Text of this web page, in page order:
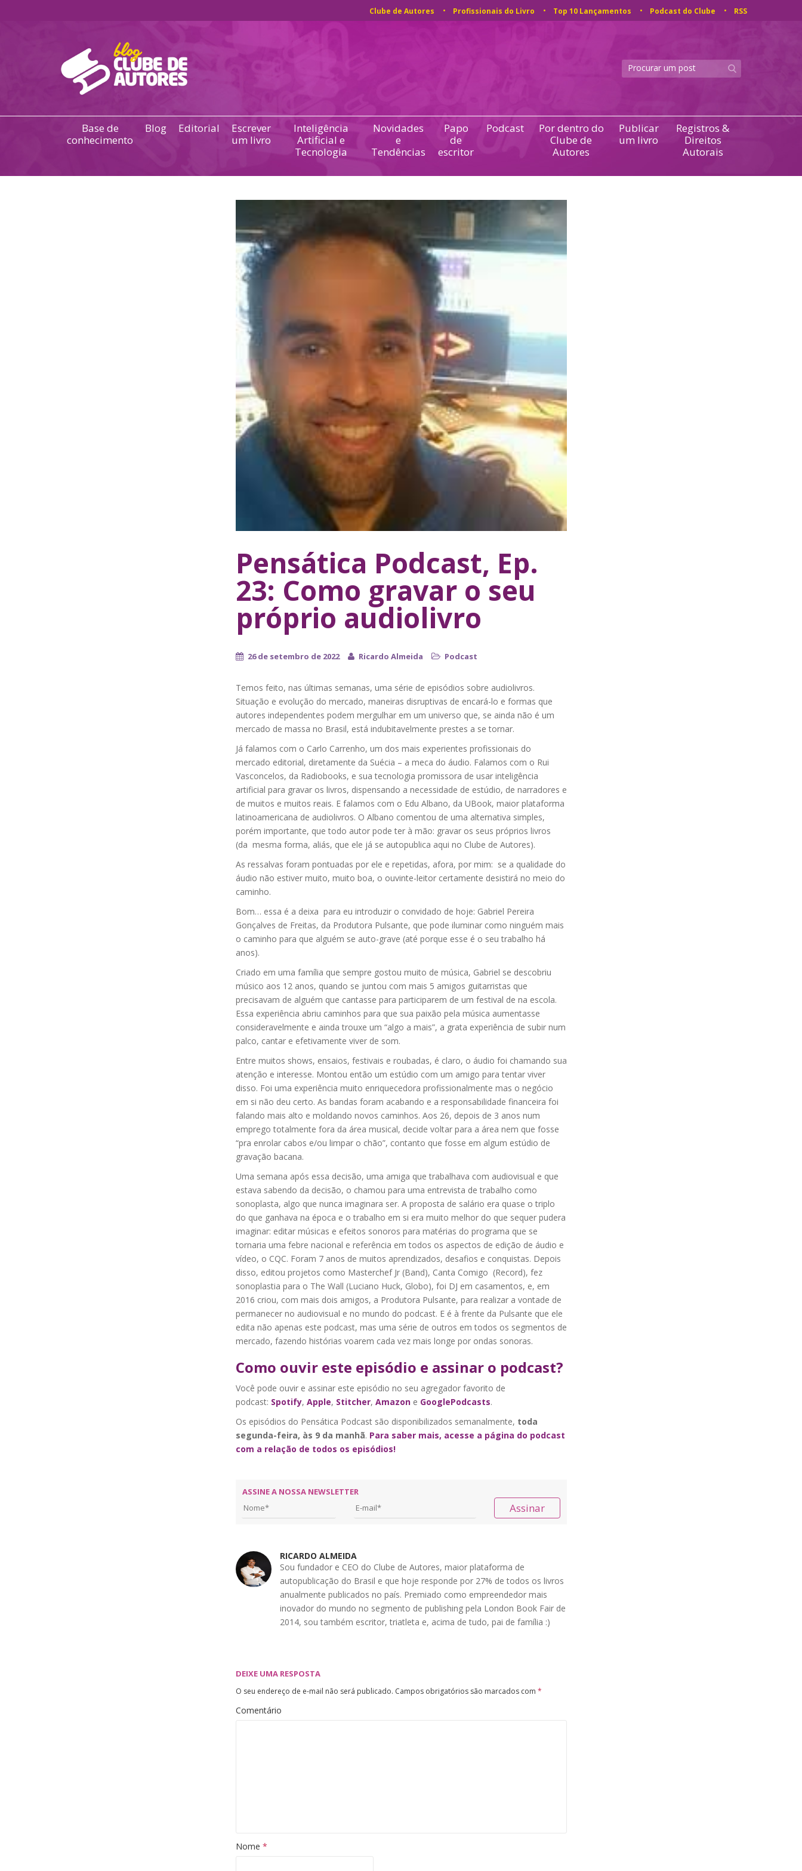
Clube de Autores Profissionais do Livro Top 10 Lançamentos Podcast do Clube RSS
Base de
conhecimento
Blog Editorial
Escrever
um livro
Inteligência
Artificial e
Tecnologia
Novidades
e
Tendências
Papo
de
escritor
Podcast
Por dentro do
Clube de
Autores
Publicar
um livro
Registros &
Direitos
Autorais
Pensática Podcast, Ep.
23: Como gravar o seu
próprio audiolivro
26 de setembro de 2022 Ricardo Almeida Podcast
Temos feito, nas últimas semanas, uma série de episódios sobre audiolivros.
Situação e evolução do mercado, maneiras disruptivas de encará-lo e formas que
autores independentes podem mergulhar em um universo que, se ainda não é um
mercado de massa no Brasil, está indubitavelmente prestes a se tornar.
Já falamos com o Carlo Carrenho, um dos mais experientes profissionais do
mercado editorial, diretamente da Suécia – a meca do áudio. Falamos com o Rui
Vasconcelos, da Radiobooks, e sua tecnologia promissora de usar inteligência
artificial para gravar os livros, dispensando a necessidade de estúdio, de narradores e
de muitos e muitos reais. E falamos com o Edu Albano, da UBook, maior plataforma
latinoamericana de audiolivros. O Albano comentou de uma alternativa simples,
porém importante, que todo autor pode ter à mão: gravar os seus próprios livros
(da mesma forma, aliás, que ele já se autopublica aqui no Clube de Autores).
As ressalvas foram pontuadas por ele e repetidas, afora, por mim: se a qualidade do
áudio não estiver muito, muito boa, o ouvinte-leitor certamente desistirá no meio do
caminho.
Bom… essa é a deixa para eu introduzir o convidado de hoje: Gabriel Pereira
Gonçalves de Freitas, da Produtora Pulsante, que pode iluminar como ninguém mais
o caminho para que alguém se auto-grave (até porque esse é o seu trabalho há
anos).
Criado em uma família que sempre gostou muito de música, Gabriel se descobriu
músico aos 12 anos, quando se juntou com mais 5 amigos guitarristas que
precisavam de alguém que cantasse para participarem de um festival de na escola.
Essa experiência abriu caminhos para que sua paixão pela música aumentasse
consideravelmente e ainda trouxe um “algo a mais”, a grata experiência de subir num
palco, cantar e efetivamente viver de som.
Entre muitos shows, ensaios, festivais e roubadas, é claro, o áudio foi chamando sua
atenção e interesse. Montou então um estúdio com um amigo para tentar viver
disso. Foi uma experiência muito enriquecedora profissionalmente mas o negócio
em si não deu certo. As bandas foram acabando e a responsabilidade financeira foi
falando mais alto e moldando novos caminhos. Aos 26, depois de 3 anos num
emprego totalmente fora da área musical, decide voltar para a área nem que fosse
“pra enrolar cabos e/ou limpar o chão”, contanto que fosse em algum estúdio de
gravação bacana.
Uma semana após essa decisão, uma amiga que trabalhava com audiovisual e que
estava sabendo da decisão, o chamou para uma entrevista de trabalho como
sonoplasta, algo que nunca imaginara ser. A proposta de salário era quase o triplo
do que ganhava na época e o trabalho em si era muito melhor do que sequer pudera
imaginar: editar músicas e efeitos sonoros para matérias do programa que se
tornaria uma febre nacional e referência em todos os aspectos de edição de áudio e
vídeo, o CQC. Foram 7 anos de muitos aprendizados, desafios e conquistas. Depois
disso, editou projetos como Masterchef Jr (Band), Canta Comigo (Record), fez
sonoplastia para o The Wall (Luciano Huck, Globo), foi DJ em casamentos, e, em
2016 criou, com mais dois amigos, a Produtora Pulsante, para realizar a vontade de
permanecer no audiovisual e no mundo do podcast. E é à frente da Pulsante que ele
edita não apenas este podcast, mas uma série de outros em todos os segmentos de
mercado, fazendo histórias voarem cada vez mais longe por ondas sonoras.
Como ouvir este episódio e assinar o podcast?
Você pode ouvir e assinar este episódio no seu agregador favorito de
podcast: Spotify, Apple, Stitcher, Amazone GooglePodcasts.
Os episódios do Pensática Podcast são disponibilizados semanalmente, toda
segunda-feira, às 9 da manhã. Para saber mais, acesse a página do podcast
com a relação de todos os episódios!
ASSINE A NOSSA NEWSLETTER
Assinar
RICARDO ALMEIDA
Sou fundador e CEO do Clube de Autores, maior plataforma de
autopublicação do Brasil e que hoje responde por 27% de todos os livros
anualmente publicados no país. Premiado como empreendedor mais
inovador do mundo no segmento de publishing pela London Book Fair de
2014, sou também escritor, triatleta e, acima de tudo, pai de família :)
DEIXE UMA RESPOSTA
O seu endereço de e-mail não será publicado. Campos obrigatórios são marcados com *
Comentário
Nome *